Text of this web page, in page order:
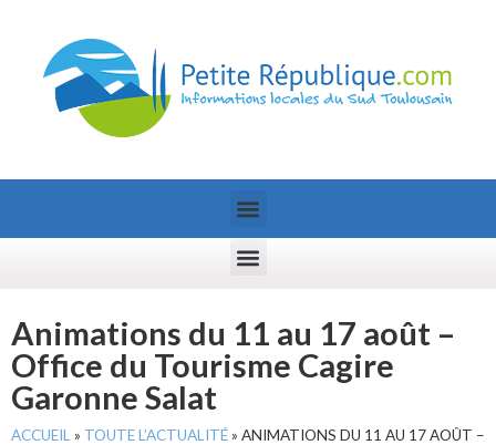
Animations du 11 au 17 août –
Office du Tourisme Cagire
Garonne Salat
ACCUEIL » TOUTE L’ACTUALITÉ» ANIMATIONS DU 11 AU 17 AOÛT –